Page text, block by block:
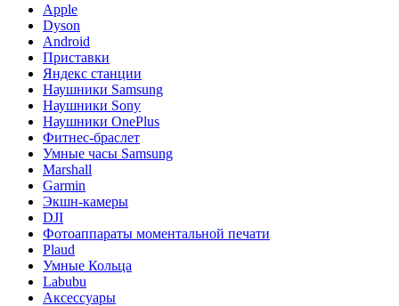
Apple
Dyson
Android
Приставки
Яндекс станции
Наушники Samsung
Наушники Sony
Наушники OnePlus
Фитнес-браслет
Умные часы Samsung
Marshall
Garmin
Экшн-камеры
DJI
Фотоаппараты моментальной печати
Plaud
Умные Кольца
Labubu
Аксессуары